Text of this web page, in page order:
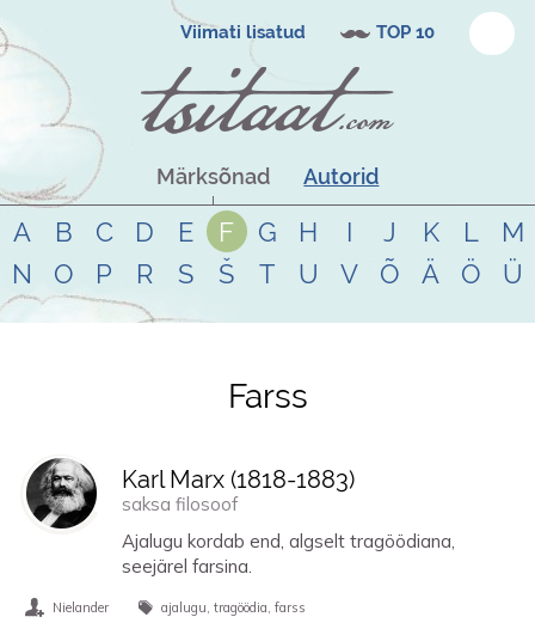
Viimati lisatud TOP 10
Märksõnad Autorid
A B C D E F G H I J K L
M
N
O P R S Š T U V Õ Ä Ö Ü
Tsitaadid teemalfarss
Farss
Karl Marx (1818-1883)
saksa filosoof
Ajalugu kordab end, algselt tragöödiana,
seejärel farsina.
Nielander ajalugu tragöödia farss